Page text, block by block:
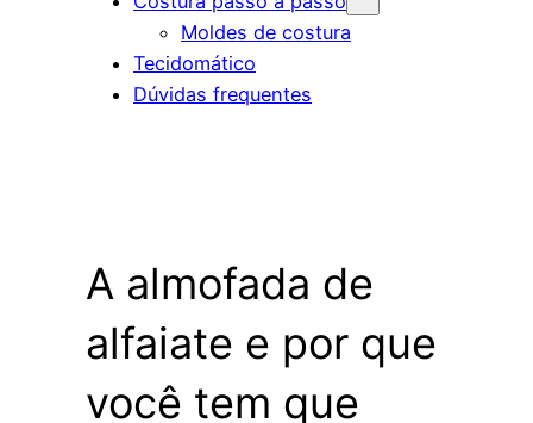
Moldes de costura
Tecidomático
Dúvidas frequentes
A almofada de
alfaiate e por que
você tem que